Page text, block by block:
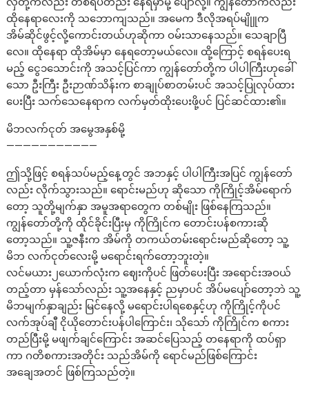
ထိုနေရာလေးကို သဘောကျသည်။ အမေက ဒီလိုအရပ်မျိုူက
အိမ်ဆိုင်ဖွင့်လို့ကောင်းတယ်ဟုဆိုကာ ဝမ်းသာနေသည်။ သေချာပြီ
လေ။ ထိုနေရာ ထိုအိမ်မှာ နေရတော့မယ်လေ။ ထို့ကြောင့် စရန်ပေးရ
မည့် ငွေ၁သောင်းကို အသင့်ပြင်ကာ ကျွန်တော်တို့က ပါပါကြီးဟုခေါ်
သော ဦးကြီး ဦးဉာဏ်သိန်းက စာချုပ်စာတမ်းပင် အသင့်ပြုလုပ်ထား
ပေးပြီး သက်သေနေရာက လက်မှတ်ထိုးပေးဖို့ပင် ပြင်ဆင်ထား၏။
မိဘလက်ငုတ် အမွေအနှစ်မို့
———————————
ဤသို့ဖြင့် စရန်သပ်မည့်နေ့တွင် အဘနှင့် ပါပါကြီးအပြင် ကျွန်တော်
လည်း လိုက်သွားသည်။ ရောင်းမည်ဟု ဆိုသော ကိုကြိုင့်အိမ်ရောက်
တော့ သူတို့မျက်နှာ အမူအရာတွေက တစ်မျိုး ဖြစ်နေကြသည်။
ကျွန်တော်တို့ကို ထိုင်ခိုင်းပြီးမှ ကိုကြိုင်က တောင်းပန်စကားဆို
တော့သည်။ သူ့ဇနီးက အိမ်ကို တကယ်တမ်းရောင်းမည်ဆိုတော့ သူ့
မိဘ လက်ငုတ်လေးမို့ မရောင်းရက်တော့ဘူးတဲ့။
လင်မယား၂ယောက်လုံးက ဈေးကိုပင် ဖြတ်ပေးပြီး အရောင်းအဝယ်
တည့်တာ မှန်သော်လည်း သူ့အနေနှင့် ညမှာပင် အိပ်မပျော်တော့ဘဲ သူ့
မိဘမျက်နှာချည်း မြင်နေလို့ မရောင်းပါရစေနှင့်ဟု ကိုကြိုင့်ကိုပင်
လက်အုပ်ချီ ငိုယိုတောင်းပန်ပါကြောင်း၊ သိုသော် ကိုကြိုင်က စကား
တည်ပြီးမို့ မဖျက်ချင်ကြောင်း အဆင်ပြေသည့် တနေရာကို ထပ်ရှာ
ကာ ဂတိစကားအတိုင်း သည်အိမ်ကို ရောင်မည်ဖြစ်ကြောင်း
အချေအတင် ဖြစ်ကြသည်တဲ့။